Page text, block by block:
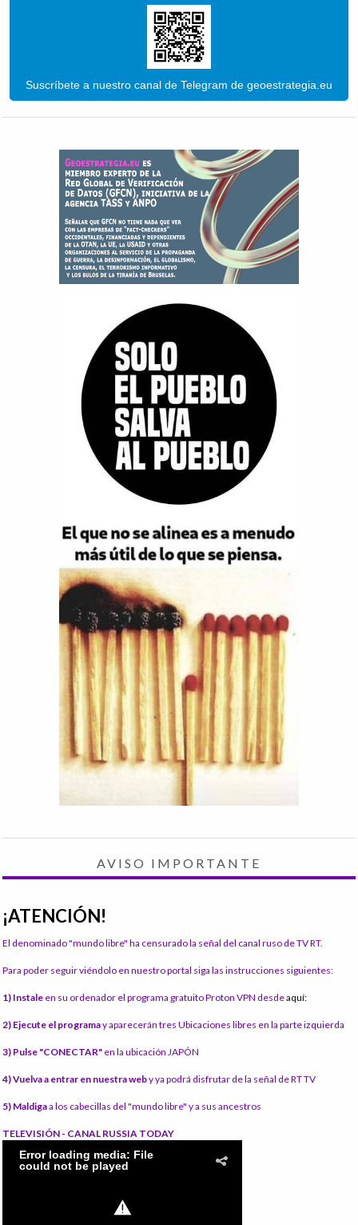
Suscríbete a nuestro canal de Telegram de geoestrategia.eu
AVISO IMPORTANTE
¡ATENCIÓN!
El denominado "mundo libre" ha censurado la señal del canal ruso de TV RT.
Para poder seguir viéndolo en nuestro portal siga las instrucciones siguientes:
1) Instale en su ordenador el programa gratuito Proton VPN desdeaquí:
2) Ejecute el programay aparecerán tres Ubicaciones libres en la parte izquierda
3) Pulse "CONECTAR" en la ubicación JAPÓN
4) Vuelva a entrar en nuestra weby ya podrá disfrutar de la señal de RT TV
5) Maldigaa los cabecillas del "mundo libre" y a sus ancestros
TELEVISIÓN - CANAL RUSSIA TODAY